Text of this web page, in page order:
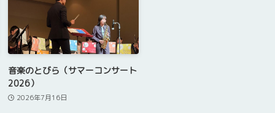
音楽のとびら（サマーコンサート
2026）
2026年7月16日